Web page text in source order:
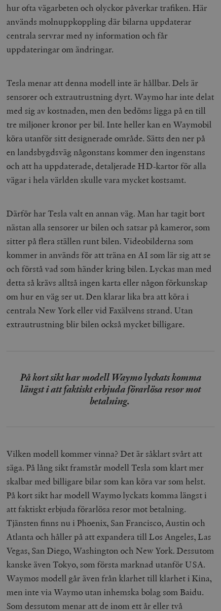
hur ofta vägarbeten och olyckor påverkar trafiken. Här
används molnuppkoppling där bilarna uppdaterar
centrala servrar med ny information och får
uppdateringar om ändringar.
Tesla menar att denna modell inte är hållbar. Dels är
sensorer och extrautrustning dyrt. Waymo har inte delat
med sig av kostnaden, men den bedöms ligga på en till
tre miljoner kronor per bil. Inte heller kan en Waymobil
köra utanför sitt designerade område. Sätts den ner på
en landsbygdsväg någonstans kommer den ingenstans
och att ha uppdaterade, detaljerade HD-kartor för alla
vägar i hela världen skulle vara mycket kostsamt.
Därför har Tesla valt en annan väg. Man har tagit bort
nästan alla sensorer ur bilen och satsar på kameror, som
sitter på flera ställen runt bilen. Videobilderna som
kommer in används för att träna en AI som lär sig att se
och förstå vad som händer kring bilen. Lyckas man med
detta så krävs alltså ingen karta eller någon förkunskap
om hur en väg ser ut. Den klarar lika bra att köra i
centrala New York eller vid Faxälvens strand. Utan
extrautrustning blir bilen också mycket billigare.
På kort sikt har modell Waymo lyckats komma
längst i att faktiskt erbjuda förarlösa resor mot
betalning.
Vilken modell kommer vinna? Det är såklart svårt att
säga. På lång sikt framstår modell Tesla som klart mer
skalbar med billigare bilar som kan köra var som helst.
På kort sikt har modell Waymo lyckats komma längst i
att faktiskt erbjuda förarlösa resor mot betalning.
Tjänsten finns nu i Phoenix, San Francisco, Austin och
Atlanta och håller på att expandera till Los Angeles, Las
Vegas, San Diego, Washington och New York. Dessutom
kanske även Tokyo, som första marknad utanför USA.
Waymos modell går även från klarhet till klarhet i Kina,
men inte via Waymo utan inhemska bolag som Baidu.
Som dessutom menar att de inom ett år eller två